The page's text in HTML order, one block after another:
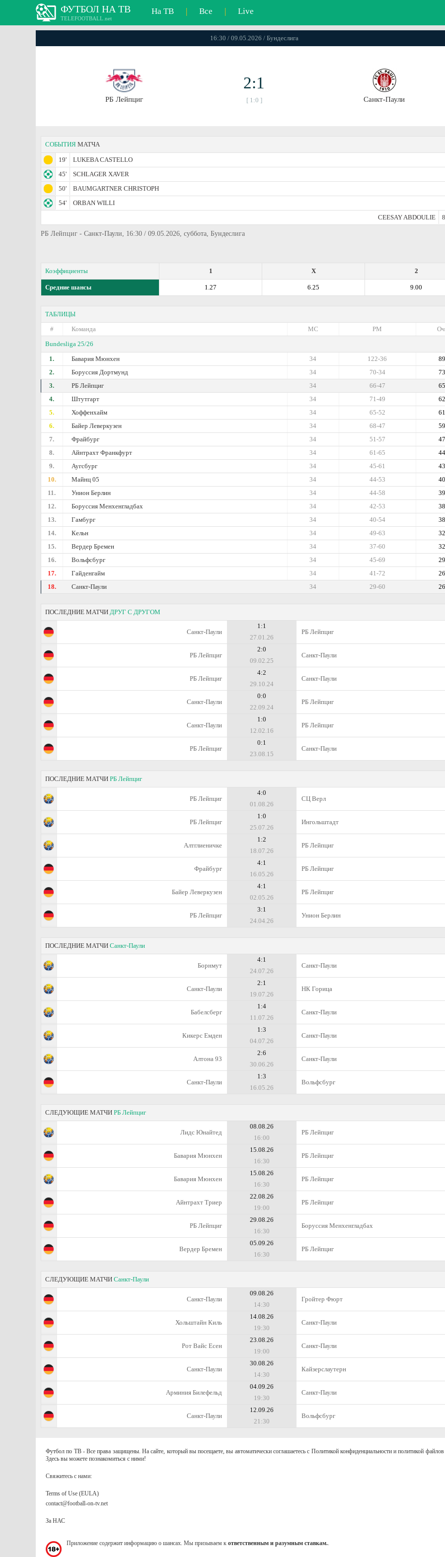
ФУТБОЛ НА ТВ
TELEFOOTBALL.net
На ТВ | Все | Live
16:30 / 09.05.2026 / Бундеслига
РБ Лейпциг
2:1
[ 1:0 ] Санкт-Паули
СОБЫТИЯ МАТЧА
19'
LUKEBA CASTELLO
45'
SCHLAGER XAVER
50'
BAUMGARTNER CHRISTOPH
54'
ORBAN WILLI
CEESAY ABDOULIE
РБ Лейпциг - Санкт-Паули, 16:30 / 09.05.2026, суббота, Бундеслига
Коэффициенты 2
X
1
Средние шансы 9.00
6.25
1.27
ТАБЛИЦЫ
#
Команда РМ
МС
Bundesliga 25/26
1.
Бавария Мюнхен 89
122-36
34
2.
Боруссия Дортмунд 73
70-34
34
3.
РБ Лейпциг 65
66-47
34
4.
Штутгарт 62
71-49
34
5.
Хоффенхайм 61
65-52
34
6.
Байер Леверкузен 59
68-47
34
7.
Фрайбург 47
51-57
34
8.
Айнтрахт Франкфурт 44
61-65
34
9.
Аугсбург 43
45-61
34
10.
Майнц 05 40
44-53
34
11.
Унион Берлин 39
44-58
34
12.
Боруссия Менхенгладбах 38
42-53
34
13.
Гамбург 38
40-54
34
14.
Кельн 32
49-63
34
15.
Вердер Бремен 32
37-60
34
16.
Вольфсбург 29
45-69
34
17.
Гайденгайм 26
41-72
34
18.
Санкт-Паули 26
29-60
34
ПОСЛЕДНИЕ МАТЧИ ДРУГ С ДРУГОМ
Санкт-Паули
1:1
27.01.26
РБ Лейпциг
РБ Лейпциг
2:0
09.02.25
Санкт-Паули
РБ Лейпциг
4:2
29.10.24
Санкт-Паули
Санкт-Паули
0:0
22.09.24
РБ Лейпциг
Санкт-Паули
1:0
12.02.16
РБ Лейпциг
РБ Лейпциг
0:1
23.08.15
Санкт-Паули
ПОСЛЕДНИЕ МАТЧИ РБ Лейпциг
РБ Лейпциг
4:0
01.08.26
СЦ Верл
РБ Лейпциг
1:0
25.07.26
Ингольштадт
Алтглиеничке
1:2
18.07.26
РБ Лейпциг
Фрайбург
4:1
16.05.26
РБ Лейпциг
Байер Леверкузен
4:1
02.05.26
РБ Лейпциг
РБ Лейпциг
3:1
24.04.26
Унион Берлин
ПОСЛЕДНИЕ МАТЧИ Санкт-Паули
Борнмут
4:1
24.07.26
Санкт-Паули
Санкт-Паули
2:1
19.07.26
НК Горица
Бабелсберг
1:4
11.07.26
Санкт-Паули
Кикерс Емден
1:3
04.07.26
Санкт-Паули
Алтона 93
2:6
30.06.26
Санкт-Паули
Санкт-Паули
1:3
16.05.26
Вольфсбург
СЛЕДУЮЩИЕ МАТЧИ РБ Лейпциг
Лидс Юнайтед
08.08.26
16:00
РБ Лейпциг
Бавария Мюнхен
15.08.26
16:30
РБ Лейпциг
Бавария Мюнхен
15.08.26
16:30
РБ Лейпциг
Айнтрахт Триер
22.08.26
19:00
РБ Лейпциг
РБ Лейпциг
29.08.26
16:30
Боруссия Менхенгладбах
Вердер Бремен
05.09.26
16:30
РБ Лейпциг
СЛЕДУЮЩИЕ МАТЧИ Санкт-Паули
Санкт-Паули
09.08.26
14:30
Гройтер Фюрт
Хольштайн Киль
14.08.26
19:30
Санкт-Паули
Рот Вайс Есен
23.08.26
19:00
Санкт-Паули
Санкт-Паули
30.08.26
14:30
Кайзерслаутерн
Арминия Билефельд
04.09.26
19:30
Санкт-Паули
Санкт-Паули
12.09.26
21:30
Вольфсбург
Футбол по ТВ - Все права защищены. На сайте, который вы посещаете, вы автоматически соглашаетесь с Политикой конфиденциальности и политикой
Здесь вы можете познакомиться с ними!
Свяжитесь с нами:
Terms of Use (EULA)
contact@football-on-tv.net
За НАС
Приложение содержит информацию о шансах. Мы призываем к ответственным и разумным ставкам..